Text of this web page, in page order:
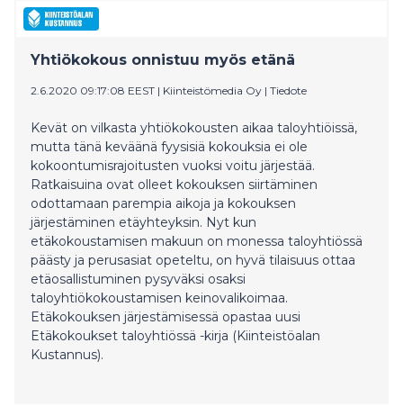
Yhtiökokous onnistuu myös etänä
2.6.2020 09:17:08 EEST | Kiinteistömedia Oy | Tiedote
Kevät on vilkasta yhtiökokousten aikaa taloyhtiöissä,
mutta tänä keväänä fyysisiä kokouksia ei ole
kokoontumisrajoitusten vuoksi voitu järjestää.
Ratkaisuina ovat olleet kokouksen siirtäminen
odottamaan parempia aikoja ja kokouksen
järjestäminen etäyhteyksin. Nyt kun
etäkokoustamisen makuun on monessa taloyhtiössä
päästy ja perusasiat opeteltu, on hyvä tilaisuus ottaa
etäosallistuminen pysyväksi osaksi
taloyhtiökokoustamisen keinovalikoimaa.
Etäkokouksen järjestämisessä opastaa uusi
Etäkokoukset taloyhtiössä -kirja (Kiinteistöalan
Kustannus).